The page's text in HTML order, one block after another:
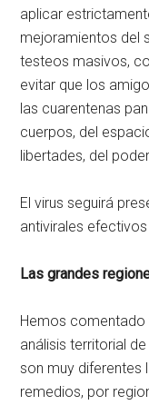
aplicar
mejoramientos del
testeos masivos,
evitar que los
las cuarentenas
cuerpos, del
libertades, del
El virus seguirá
antivirales
Las grandes
Hemos comentado
análisis territorial
son muy diferentes
remedios, por